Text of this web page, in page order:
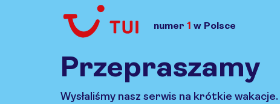
numer 1 w Polsce
Przepraszamy
Wysłaliśmy nasz serwis na krótkie wakacje.